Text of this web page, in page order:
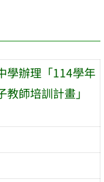
學辦理「114學年
師培訓計畫」